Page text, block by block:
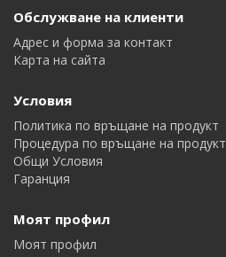
Обслужване на клиенти
Адрес и форма за контакт
Карта на сайта
Условия
Политика по връщане на продукт
Процедура по връщане на продукт
Общи Условия
Гаранция
Моят профил
Моят профил